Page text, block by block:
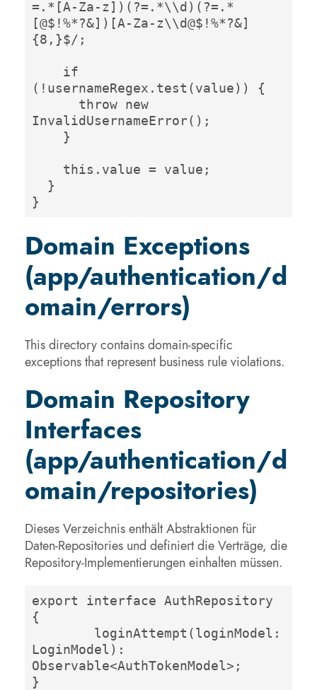
=.*[A-Za-z])(?=.*\\d)(?=.*
[@$!%*?&])[A-Za-z\\d@$!%*?&]
{8,}$/;
(!usernameRegex.test(value)) {
InvalidUsernameError();
}
Domain Exceptions
(app/authentication/d
omain/errors)
This directory contains domain-specific
exceptions that represent business rule violations.
Domain Repository
Interfaces
(app/authentication/d
omain/repositories)
Dieses Verzeichnis enthält Abstraktionen für
Daten-Repositories und definiert die Verträge, die
Repository-Implementierungen einhalten müssen.
export interface AuthRepository
{
LoginModel):
Observable<AuthTokenModel>;
}